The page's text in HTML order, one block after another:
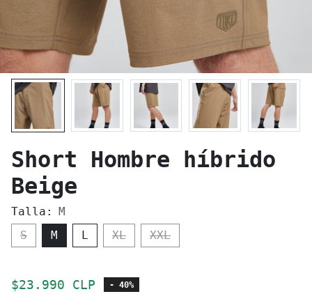
Short Hombre híbrido
Beige
Talla:
M
S
M L XL XXL
Precio de oferta
$23.990 CLP - 40%